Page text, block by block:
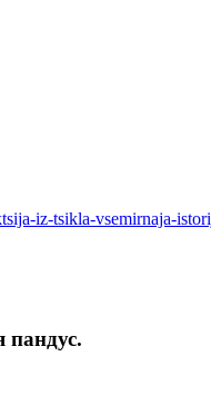
iz-tsikla-vsemirnaja-
пандус.